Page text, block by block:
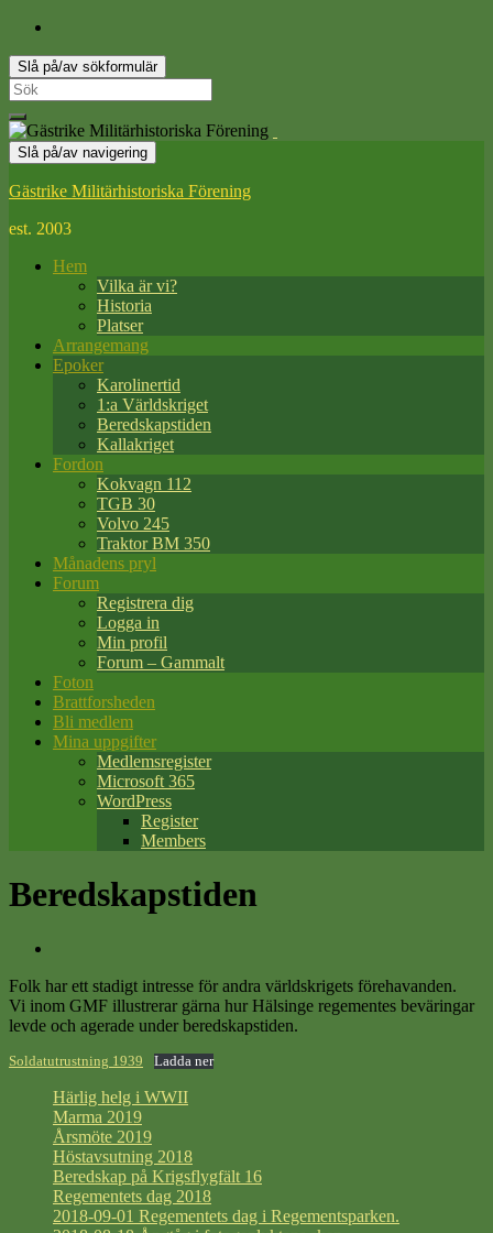
Slå på/av sökformulär
Search
for:
Slå på/av navigering
Gästrike Militärhistoriska Förening
est. 2003
Hem
Vilka är vi?
Historia
Platser
Arrangemang
Epoker
Karolinertid
1:a Världskriget
Beredskapstiden
Kallakriget
Fordon
Kokvagn 112
TGB 30
Volvo 245
Traktor BM 350
Månadens pryl
Forum
Registrera dig
Logga in
Min profil
Forum – Gammalt
Foton
Brattforsheden
Bli medlem
Mina uppgifter
Medlemsregister
Microsoft 365
WordPress
Register
Members
Beredskapstiden
Folk har ett stadigt intresse för andra världskrigets förehavanden.
Vi inom GMF illustrerar gärna hur Hälsinge regementes beväringar
levde och agerade under beredskapstiden.
Soldatutrustning 1939 Ladda ner
Härlig helg i WWII
Marma 2019
Årsmöte 2019
Höstavsutning 2018
Beredskap på Krigsflygfält 16
Regementets dag 2018
2018-09-01 Regementets dag i Regementsparken.